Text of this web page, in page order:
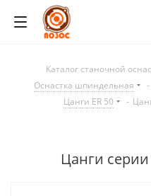
Каталог станочной
Оснастка шпиндельная
-
Цанги ER 50
-
Цанги серии